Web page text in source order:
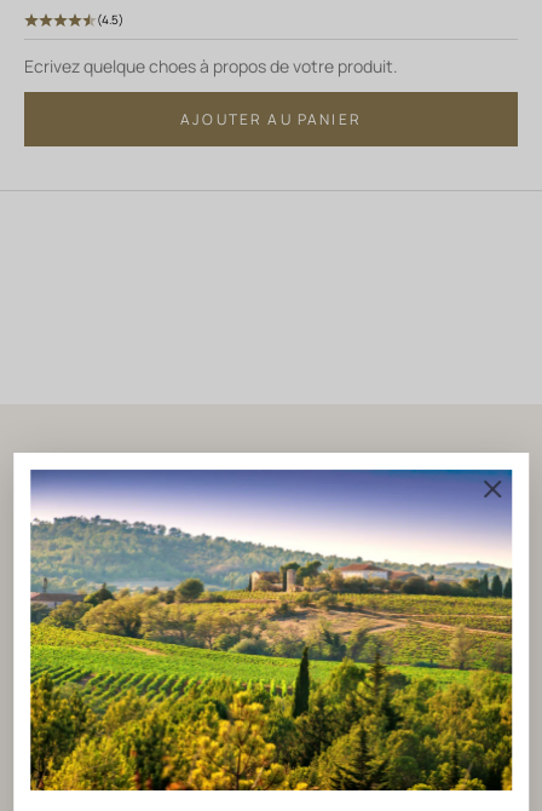
(4.5)
Ecrivez quelque choes à propos de votre produit.
AJOUTER AU PANIER
NOTRE BLOG
Les coulisses du Vin